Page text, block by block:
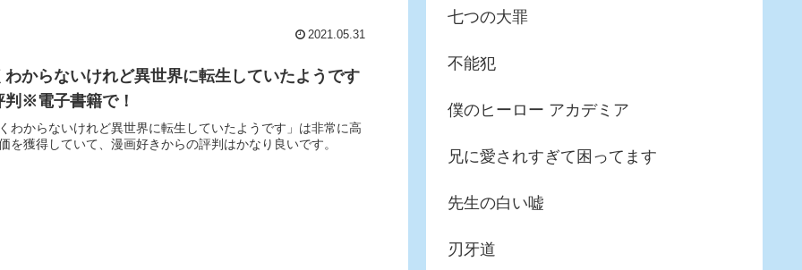
2021.05.31
わからないけれど異世界に転生していたようです
判※電子書籍で！
くわからないけれど異世界に転生していたようです」は非常に高
を獲得していて、漫画好きからの評判はかなり良いです。
七つの大罪
不能犯
僕のヒーロー アカデミア
兄に愛されすぎて困ってます
先生の白い嘘
刃牙道